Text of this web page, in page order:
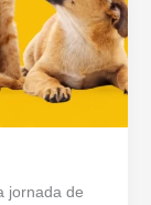
jornada de